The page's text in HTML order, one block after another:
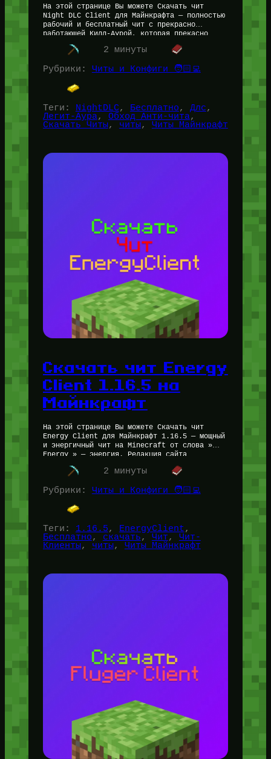
На этой странице Вы можете Скачать чит
Night DLC Client для Майнкрафта — полностью
рабочий и бесплатный чит с прекрасно
работающей Килл-Аурой, которая прекасно
обходит различные Анти-Читы. Так, например
2 минуты
Рубрики: Читы и Конфиги 🧑🏻‍💻
Теги: NightDLC, Бесплатно, Длс
Легит-Аура, Обход Анти-чита
Скачать Читы, читы, Читы Майнкрафт
Скачать чит Energy
Client 1.16.5 на
Майнкрафт
На этой странице Вы можете Скачать чит
Energy Client для Майнкрафт 1.16.5 — мощный
и энергичный чит на Minecraft от слова »
Energy » — энергия. Редакция сайта
протестировала данный…
2 минуты
Рубрики: Читы и Конфиги 🧑🏻‍💻
Теги: 1.16.5, EnergyClient
Бесплатно, скачать, Чит, Чит-
Клиенты, читы, Читы Майнкрафт